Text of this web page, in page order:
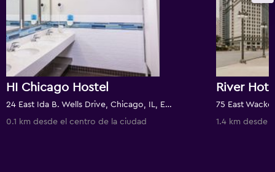
HI Chicago Hostel
24 East Ida B. Wells Drive, Chicago, IL, Estados Unidos
0.1 km desde el centro de la ciudad
River
1.4 km desde